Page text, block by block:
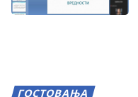
ГОСТОВАЊА